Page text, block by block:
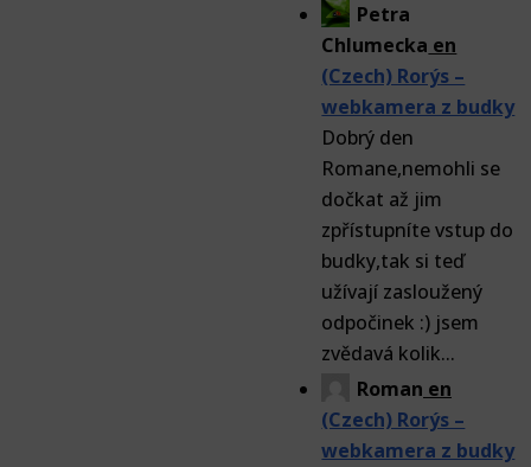
Petra
Chlumecka en
(Czech) Rorýs –
webkamera z budky
Dobrý den
Romane,nemohli se
dočkat až jim
zpřístupníte vstup do
budky,tak si teď
užívají zasloužený
odpočinek :) jsem
zvědavá kolik...
Roman en
(Czech) Rorýs –
webkamera z budky